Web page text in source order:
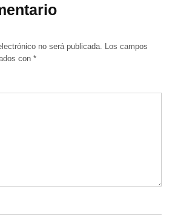
no será publicada. Los campos
con*